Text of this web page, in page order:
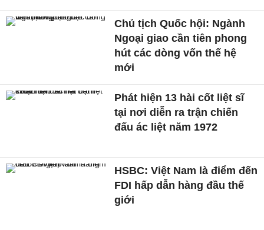
Chủ tịch Quốc hội: Ngành
Ngoại giao cần tiên phong
hút các dòng vốn thế hệ
mới
Phát hiện 13 hài cốt liệt sĩ
tại nơi diễn ra trận chiến
đấu ác liệt năm 1972
HSBC: Việt Nam là điểm đến
FDI hấp dẫn hàng đầu thế
giới